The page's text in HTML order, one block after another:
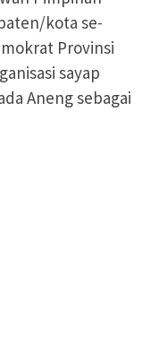
kota se-
Provinsi
sayap
Aneng sebagai